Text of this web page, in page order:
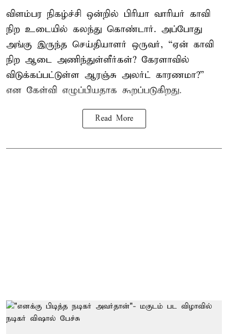
விளம்பர நிகழ்ச்சி ஒன்றில் பிரியா வாரியர் காவி
நிற உடையில் கலந்து கொண்டார். அப்போது
அங்கு இருந்த செய்தியாளர் ஒருவர், “ஏன் காவி
நிற ஆடை அணிந்துள்ளீர்கள்? கேரளாவில்
விடுக்கப்பட்டுள்ள ஆரஞ்சு அலர்ட் காரணமா?”
என கேள்வி எழுப்பியதாக கூறப்படுகிறது.
Read More